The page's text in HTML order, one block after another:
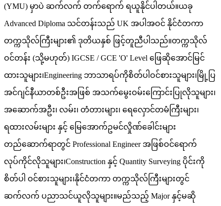
(YMU) မှာပဲ ဆက်လက် တက်ရောက် ရယူနိုင်ပါတယ်။ယခု
Advanced Diploma သင်တန်းသည် UK အပါအဝင် နိုင်ငံတကာ
တက္ကသိုလ်ကြီးများ၏ ဒုတိယနှစ် ဖြင့်တူညီပါသည်။တက္ကသိုလ်
ဝင်တန်း (သို့မဟုတ်) IGCSE / GCE 'O' Level ဖြေဆိုအောင်မြင်
ထားသူများ၊Engineering ဘာသာရပ်ကိုစိတ်ပါဝင်စားသူများ၊မြို့ပြ
အင်ဂျင်နီယာတစ်ဦးအဖြစ် အသက်မွေးဝမ်းကြောင်းပြုလိုသူများ၊
အဆောက်အဦး၊ လမ်း၊ တံတားများ၊ ရေလှောင်တမံကြီးများ၊
ရထားလမ်းများ နှင့် မြေအောက်ဥမင်လှိုဏ်ခေါင်းများ
တည်ဆောက်ရာတွင် Professional Engineer အဖြစ်ဝင်ရောက်
လုပ်ကိုင်လိုသူများ၊Construction နှင့် Quantity Surveying ပိုင်းကို
စိတ်ပါ ဝင်စားသူများ၊နိုင်ငံတကာ တက္ကသိုလ်ကြီးများတွင်
ဆက်လက် ပညာသင်ယူလိုသူများ။မည်သည့် Major နှင့်မဆို